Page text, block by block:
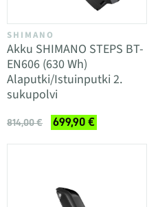
SHIMANO
Akku SHIMANO STEPS BT-
EN606 (630 Wh)
Alaputki/Istuinputki 2.
sukupolvi
814,00 € 699,90 €